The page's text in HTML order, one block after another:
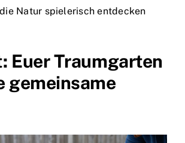
Natur spielerisch entdecken
Euer Traumgarten
gemeinsame